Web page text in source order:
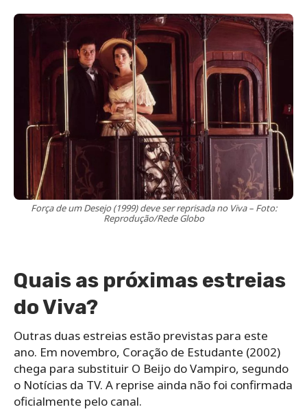
Força de um Desejo (1999) deve ser reprisada no Viva – Foto:
Reprodução/Rede Globo
Quais as próximas estreias
do Viva?
Outras duas estreias estão previstas para este
ano. Em novembro, Coração de Estudante (2002)
chega para substituir O Beijo do Vampiro, segundo
o Notícias da TV. A reprise ainda não foi confirmada
oficialmente pelo canal.